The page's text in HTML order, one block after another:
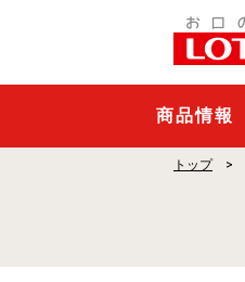
ナ
ワ
商品情報
トップ